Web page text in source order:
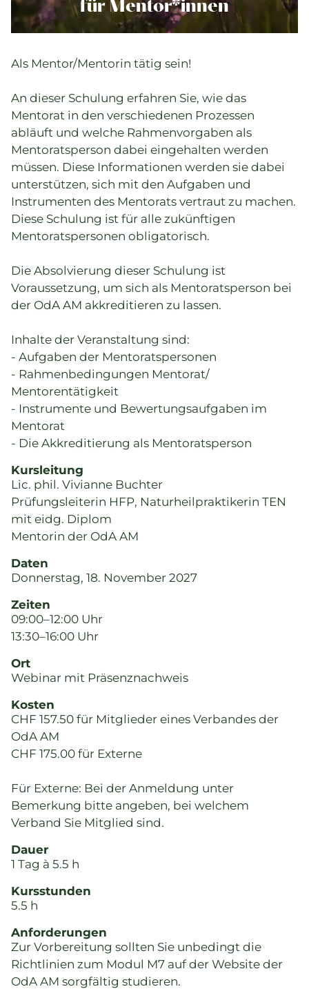
Praxisführung
Politik & Gesetze
Bildung
Karriere & Jobs
Aktuelle Veranstaltungen
Aktuelles
Suchverzeichnisse
für Mentor*innen
Als Mentor/Mentorin tätig sein!
An dieser Schulung erfahren Sie, wie das
Mentorat in den verschiedenen Prozessen
abläuft und welche Rahmenvorgaben als
Mentoratsperson dabei eingehalten werden
müssen. Diese Informationen werden sie dabei
unterstützen, sich mit den Aufgaben und
Instrumenten des Mentorats vertraut zu machen.
Diese Schulung ist für alle zukünftigen
Mentoratspersonen obligatorisch.
Die Absolvierung dieser Schulung ist
Voraussetzung, um sich als Mentoratsperson bei
der OdA AM akkreditieren zu lassen.
Inhalte der Veranstaltung sind:
- Aufgaben der Mentoratspersonen
- Rahmenbedingungen Mentorat/
Mentorentätigkeit
- Instrumente und Bewertungsaufgaben im
Mentorat
- Die Akkreditierung als Mentoratsperson
Kursleitung
Lic. phil. Vivianne Buchter
Prüfungsleiterin HFP, Naturheilpraktikerin TEN
mit eidg. Diplom
Mentorin der OdA AM
Daten
Donnerstag, 18. November 2027
Zeiten
09:00–12:00 Uhr
13:30–16:00 Uhr
Ort
Webinar mit Präsenznachweis
Kosten
CHF 157.50 für Mitglieder eines Verbandes der
OdA AM
CHF 175.00 für Externe
Für Externe: Bei der Anmeldung unter
Bemerkung bitte angeben, bei welchem
Verband Sie Mitglied sind.
Dauer
1 Tag à 5.5 h
Kursstunden
5.5 h
Anforderungen
Zur Vorbereitung sollten Sie unbedingt die
Richtlinien zum Modul M7 auf der Website der
OdA AM sorgfältig studieren.